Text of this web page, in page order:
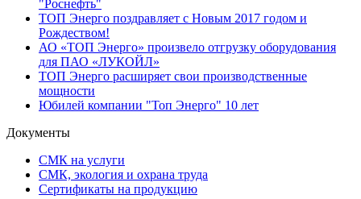
"Роснефть"
ТОП Энерго поздравляет с Новым 2017 годом и
Рождеством!
АО «ТОП Энерго» произвело отгрузку оборудования
для ПАО «ЛУКОЙЛ»
ТОП Энерго расширяет свои производственные
мощности
Юбилей компании "Топ Энерго" 10 лет
Документы
СМК на услуги
СМК, экология и охрана труда
Сертификаты на продукцию